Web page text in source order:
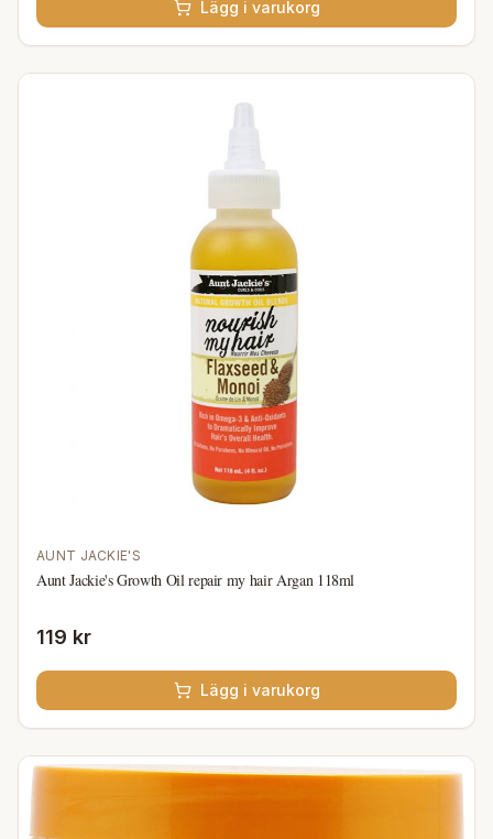
Lägg i varukorg
AUNT JACKIE'S
Aunt Jackie's Growth Oil repair my hair Argan 118ml
119 kr
Lägg i varukorg